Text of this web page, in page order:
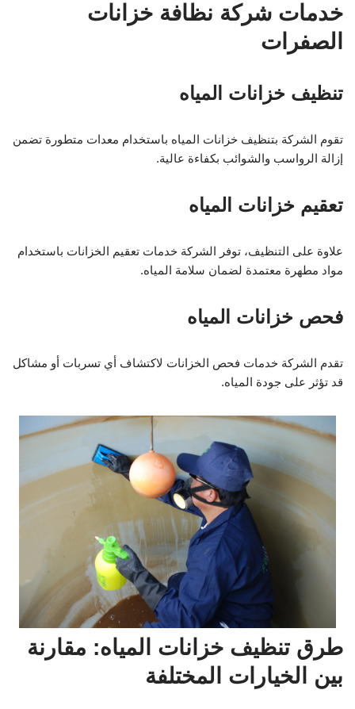
خدمات شركة نظافة خزانات
الصفرات
تنظيف خزانات المياه
تقوم الشركة بتنظيف خزانات المياه باستخدام معدات متطورة تضمن
إزالة الرواسب والشوائب بكفاءة عالية.
تعقيم خزانات المياه
علاوة على التنظيف، توفر الشركة خدمات تعقيم الخزانات باستخدام
مواد مطهرة معتمدة لضمان سلامة المياه.
فحص خزانات المياه
تقدم الشركة خدمات فحص الخزانات لاكتشاف أي تسربات أو مشاكل
قد تؤثر على جودة المياه.
طرق تنظيف خزانات المياه: مقارنة
بين الخيارات المختلفة